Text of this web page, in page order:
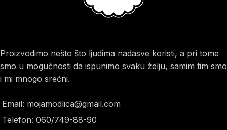
Proizvodimo nešto što ljudima nadasve koristi, a pri tome
smo u mogućnosti da ispunimo svaku želju, samim tim smo
i mi mnogo srećni.
Email: mojamodlica@gmail.com
Telefon: 060/749-88-90